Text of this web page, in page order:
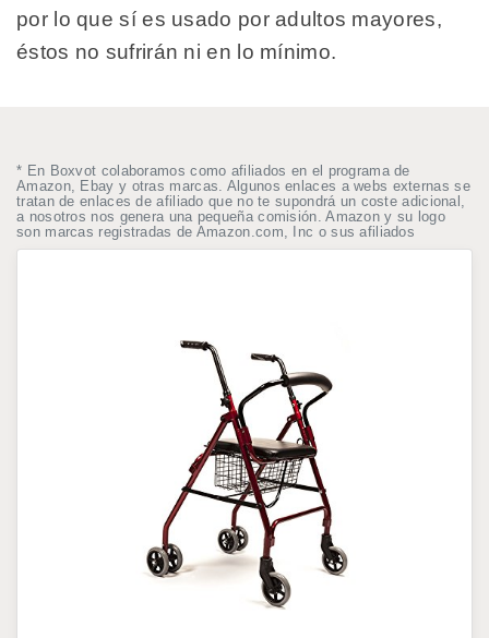
por lo que sí es usado por adultos mayores,
éstos no sufrirán ni en lo mínimo.
* En Boxvot colaboramos como afiliados en el programa de
Amazon, Ebay y otras marcas. Algunos enlaces a webs externas se
tratan de enlaces de afiliado que no te supondrá un coste adicional,
a nosotros nos genera una pequeña comisión. Amazon y su logo
son marcas registradas de Amazon.com, Inc o sus afiliados